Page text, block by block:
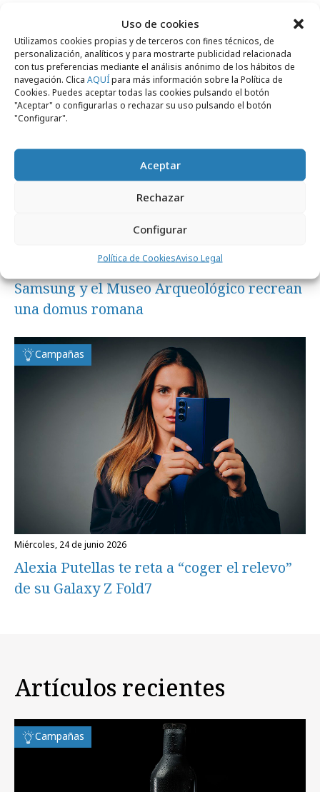
Uso de cookies
Utilizamos cookies propias y de terceros con fines técnicos, de
personalización, analíticos y para mostrarte publicidad relacionada
con tus preferencias mediante el análisis anónimo de los hábitos de
navegación. Clica AQUÍpara más información sobre la Política de
Cookies. Puedes aceptar todas las cookies pulsando el botón
"Aceptar" o configurarlas o rechazar su uso pulsando el botón
"Configurar".
Aceptar
Rechazar
Configurar
Política de CookiesAviso Legal
Formación y estudios
martes, 30 de junio 2026
Samsung y el Museo Arqueológico recrean
una domus romana
Campañas
miércoles, 24 de junio 2026
Alexia Putellas te reta a “coger el relevo”
de su Galaxy Z Fold7
Artículos recientes
Campañas